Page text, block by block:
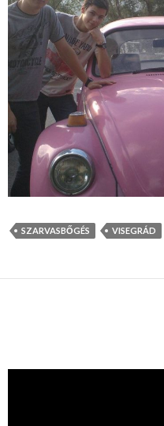
SZARVASBŐGÉS VISEGRÁD